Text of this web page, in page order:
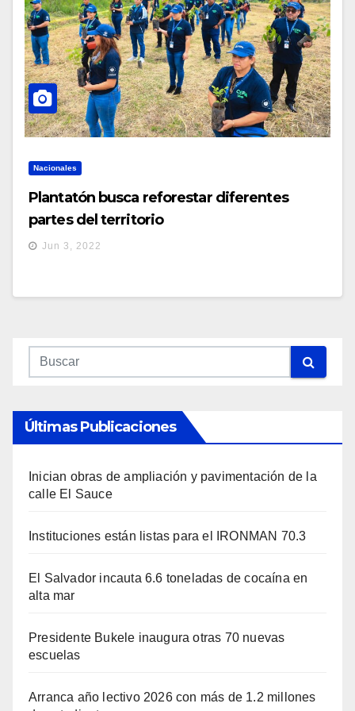
Nacionales
Plantatón busca reforestar diferentes
partes del territorio
Jun 3, 2022
Últimas Publicaciones
Inician obras de ampliación y pavimentación de la
calle El Sauce
Instituciones están listas para el IRONMAN 70.3
El Salvador incauta 6.6 toneladas de cocaína en
alta mar
Presidente Bukele inaugura otras 70 nuevas
escuelas
Arranca año lectivo 2026 con más de 1.2 millones